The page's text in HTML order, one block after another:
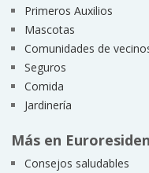
Primeros Auxilios
Mascotas
Comunidades de
Seguros
Comida
Jardinería
Más en
Consejos saludables